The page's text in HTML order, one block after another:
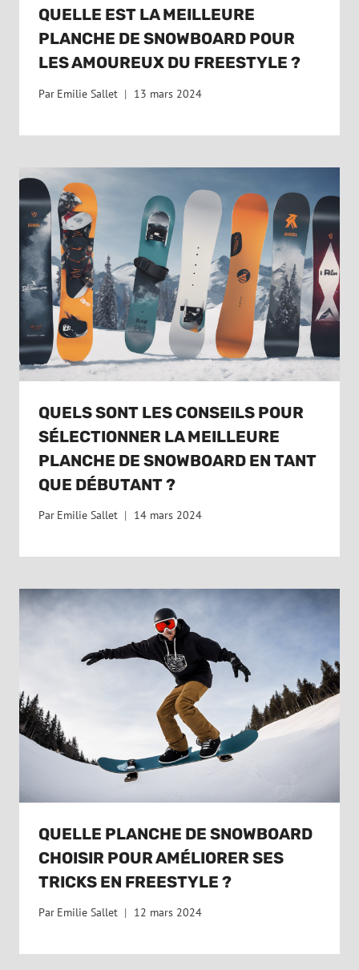
QUELLE EST LA MEILLEURE
PLANCHE DE SNOWBOARD POUR
LES AMOUREUX DU FREESTYLE ?
Par Emilie Sallet 13 mars 2024
QUELS SONT LES CONSEILS POUR
SÉLECTIONNER LA MEILLEURE
PLANCHE DE SNOWBOARD EN TANT
QUE DÉBUTANT ?
Par Emilie Sallet 14 mars 2024
QUELLE PLANCHE DE SNOWBOARD
CHOISIR POUR AMÉLIORER SES
TRICKS EN FREESTYLE ?
Par Emilie Sallet 12 mars 2024